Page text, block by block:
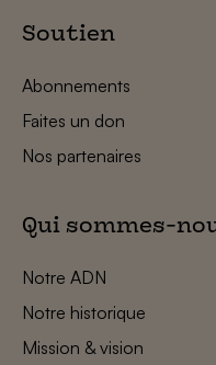
Soutien
Abonnements
Faites un don
Nos partenaires
Qui sommes-
Notre ADN
Notre historique
Mission & vision